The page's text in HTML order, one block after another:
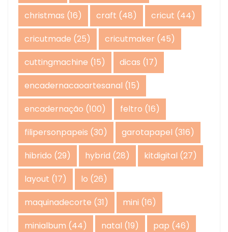
christmas (16) craft (48) cricut (44)
cricutmade (25) cricutmaker (45)
cuttingmachine (15) dicas (17)
encadernacaoartesanal (15)
encadernação (100) feltro (16)
filipersonpapeis (30) garotapapel (316)
hibrido (29) hybrid (28) kitdigital (27)
layout (17) lo (26)
maquinadecorte (31) mini (16)
minialbum (44) natal (19) pap (46)